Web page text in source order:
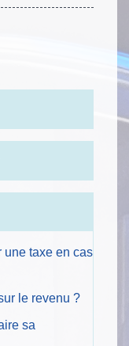
une taxe en cas
le revenu ?
sa